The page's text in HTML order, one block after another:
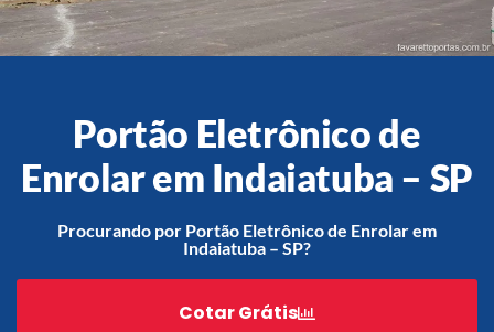
Contato
Acessórios
Automatização
Portão de Garagem de
Enrolar em Teresópolis – RJ
Portão Eletrônico de
Enrolar em Indaiatuba – SP
Procurando por Portão Eletrônico de Enrolar em
Indaiatuba – SP?
Cotar Grátis